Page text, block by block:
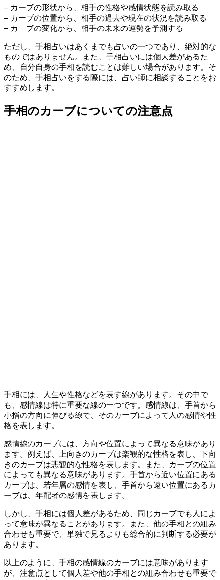
– カーブの形状から、相手の性格や感情状態を読み取る
– カーブの位置から、相手の過去や現在の状況を読み取る
– カーブの変化から、相手の未来の運勢を予測する
ただし、手相占いはあくまでも占いの一つであり、絶対的な
ものではありません。また、手相占いには個人差があるた
め、自分自身の手相を読むことは難しい場合があります。そ
のため、手相占いをする際には、占い師に相談することをお
すすめします。
手相のカーブについての注意点
手相には、人生や性格などを表す線があります。その中で
も、感情線は特に重要な線の一つです。感情線は、手首から
小指の方向に伸びる線で、そのカーブによって人の感情や性
格を表します。
感情線のカーブには、方向や位置によって異なる意味があり
ます。例えば、上向きのカーブは楽観的な性格を表し、下向
きのカーブは悲観的な性格を表します。また、カーブの位置
によっても異なる意味があります。手首から近い位置にある
カーブは、若年層の感情を表し、手首から遠い位置にあるカ
ーブは、年配者の感情を表します。
しかし、手相には個人差があるため、同じカーブでも人によ
って意味が異なることがあります。また、他の手相との組み
合わせも重要で、単独で見るよりも総合的に判断する必要が
あります。
以上のように、手相の感情線のカーブには意味があります
が、注意点として個人差や他の手相との組み合わせも重要で